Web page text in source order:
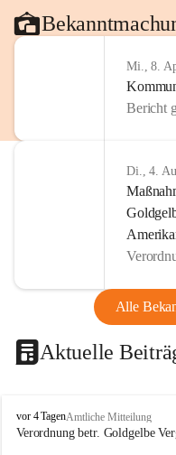
Mi., 8.
Bericht
Di., 4.
Alle
Aktuelle
B
r
vor 4 TagenAmtliche Mitteilung
Verordnung betr. Goldgelbe